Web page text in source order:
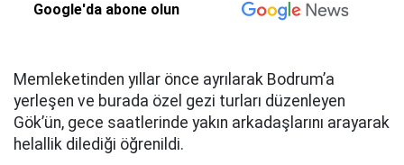
Google'da abone olun
Memleketinden yıllar önce ayrılarak Bodrum’a
yerleşen ve burada özel gezi turları düzenleyen
Gök’ün, gece saatlerinde yakın arkadaşlarını arayarak
helallik dilediği öğrenildi.